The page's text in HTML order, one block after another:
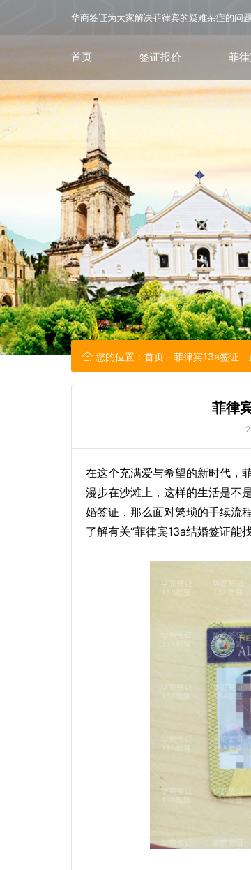
华商签证为大家解决菲律宾的疑难杂症的问题
首页 签证报价 菲
您的位置： 首页 - 菲律宾13a签证 -
菲律
在这个充满爱与希望的新时代，
漫步在沙滩上，这样的生活是不
婚签证，那么面对繁琐的手续流
了解有关“菲律宾13a结婚签证能